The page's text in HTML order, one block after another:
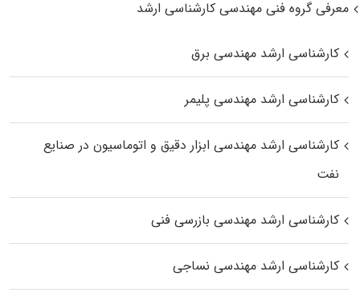
معرفی گروه فنی مهندسی کارشناسی ارشد
کارشناسی ارشد مهندسی برق
کارشناسی ارشد مهندسی پلیمر
کارشناسی ارشد مهندسی ابزار دقیق و اتوماسیون در صنایع
نفت
کارشناسی ارشد مهندسی بازرسی فنی
کارشناسی ارشد مهندسی نساجی